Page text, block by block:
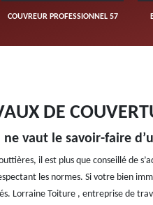
COUVREUR PROFESSIONNEL 57
DE
vaut le savoir-faire
il est plus que conseillé de
les normes. Si votre bien
Lorraine Toiture , entreprise de